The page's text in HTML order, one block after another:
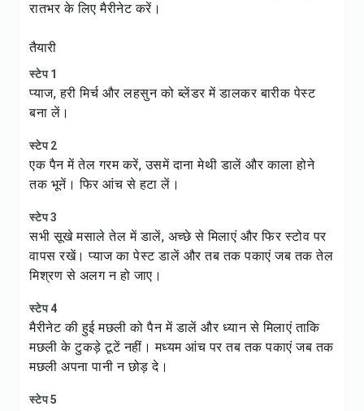
रातभर के लिए मैरीनेट करें।
तैयारी
स्टेप 1
प्याज, हरी मिर्च और लहसुन को ब्लेंडर में डालकर बारीक पेस्ट
बना लें।
स्टेप 2
एक पैन में तेल गरम करें, उसमें दाना मेथी डालें और काला होने
तक भूनें। फिर आंच से हटा लें।
स्टेप 3
सभी सूखे मसाले तेल में डालें, अच्छे से मिलाएं और फिर स्टोव पर
वापस रखें। प्याज का पेस्ट डालें और तब तक पकाएं जब तक तेल
मिश्रण से अलग न हो जाए।
स्टेप 4
मैरीनेट की हुई मछली को पैन में डालें और ध्यान से मिलाएं ताकि
मछली के टुकड़े टूटें नहीं। मध्यम आंच पर तब तक पकाएं जब तक
मछली अपना पानी न छोड़ दे।
स्टेप 5